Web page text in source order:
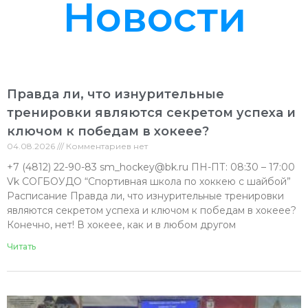
Новости
Правда ли, что изнурительные
тренировки являются секретом успеха и
ключом к победам в хокеее?
04.08.2026 Комментариев нет
+7 (4812) 22-90-83 sm_hockey@bk.ru ПН-ПТ: 08:30 – 17:00
Vk СОГБОУДО “Спортивная школа по хоккею с шайбой”
Расписание Правда ли, что изнурительные тренировки
являются секретом успеха и ключом к победам в хокеее?
‍Конечно, нет! В хокеее, как и в любом другом
Читать